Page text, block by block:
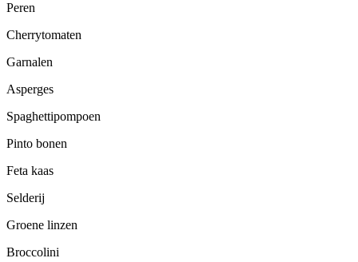
Peren
Cherrytomaten
Garnalen
Asperges
Spaghettipompoen
Pinto bonen
Feta kaas
Selderij
Groene linzen
Broccolini